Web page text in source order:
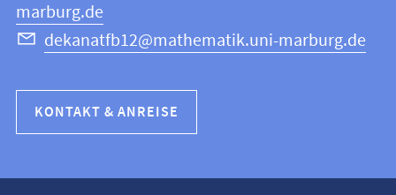
marburg.de
dekanatfb12@mathematik.uni-marburg.de
KONTAKT & ANREISE